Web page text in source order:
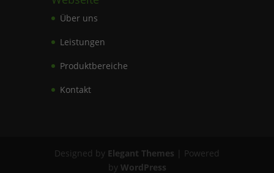
Über uns
Leistungen
Produktbereiche
Kontakt
Designed by Elegant Themes | Powered
by WordPress